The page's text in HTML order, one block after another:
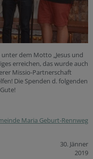
unter dem Motto „Jesus und
erreichen, das wurde auch
Missio-Partnerschaft
Die Spenden d. folgenden
Maria Geburt-Rennweg
30. Jänner
2019